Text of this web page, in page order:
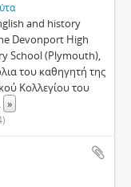
and history
Devonport High
School (Plymouth),
του καθηγητή της
Κολλεγίου του
»